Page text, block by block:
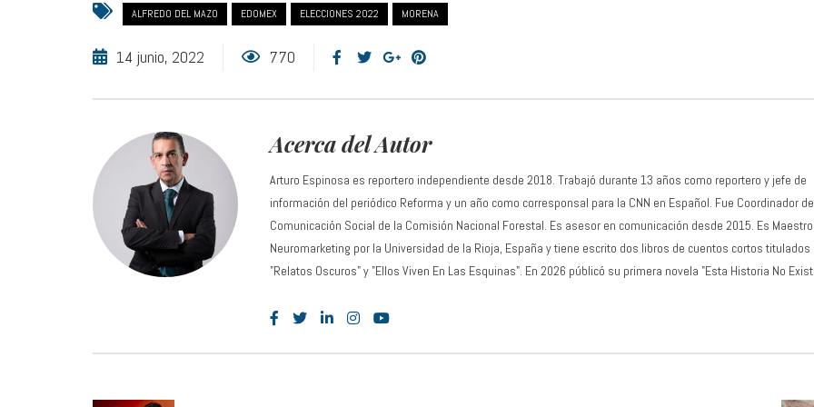
ALFREDO DEL MAZO EDOMEX ELECCIONES 2022 MORENA
14 junio, 2022 770
Acerca del Autor
Arturo Espinosa es reportero independiente desde 2018. Trabajó durante 13 años como reportero y jefe de
información del periódico Reforma y un año como corresponsal para la CNN en Español. Fue Coordinador de
Comunicación Social de la Comisión Nacional Forestal. Es asesor en comunicación desde 2015. Es
Neuromarketing por la Universidad de la Rioja, España y tiene escrito dos libros de cuentos cortos titulados
"Relatos Oscuros" y "Ellos Viven En Las Esquinas". En 2026 públicó su primera novela "Esta Historia No